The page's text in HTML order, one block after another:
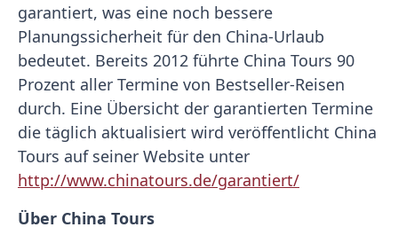
garantiert, was eine noch bessere
Planungssicherheit für den China-Urlaub
bedeutet. Bereits 2012 führte China Tours 90
Prozent aller Termine von Bestseller-Reisen
durch. Eine Übersicht der garantierten Termine
die täglich aktualisiert wird veröffentlicht China
Tours auf seiner Website unter
http://www.chinatours.de/garantiert/
Über China Tours